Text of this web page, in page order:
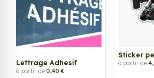
Lettrage Adhesif
à partir de 0,40 €
Sticker
à partir de